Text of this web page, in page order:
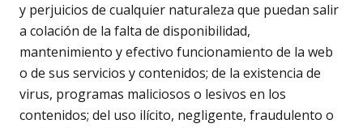
y perjuicios de cualquier naturaleza que puedan salir
a colación de la falta de disponibilidad,
mantenimiento y efectivo funcionamiento de la web
o de sus servicios y contenidos; de la existencia de
virus, programas maliciosos o lesivos en los
contenidos; del uso ilícito, negligente, fraudulento o